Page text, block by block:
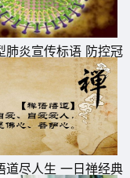
宽容，大度地去为
爱意，那么我们就
头，不管雨下得有
不住微笑的太阳!­
陪你回家的，实际上
肺炎宣传标语 防控冠
疫情横幅警示标语
道尽人生 一日禅经典